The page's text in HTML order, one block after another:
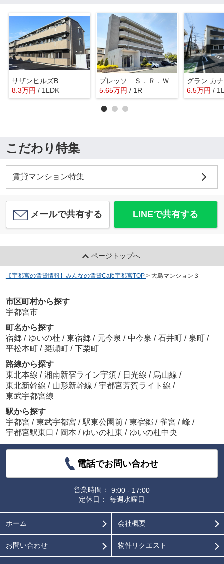
サザンヒルズB
8.3万円 / 1LDK
プレッソ Ｓ．Ｒ．Ｗ
5.65万円 / 1R
グラン カ
6.5万円 /
こだわり特集
賃貸マンション特集
メールで共有する LINEで共有する
ページトップへ
【宇都宮の賃貸情報】みんなの賃貸Café宇都宮TOP > 大島マンション３
市区町村から探す
宇都宮市
町名から探す
宿郷 / ゆいの杜 / 東宿郷 / 元今泉 / 中今泉 / 石井町 / 泉町 /
平松本町 / 簗瀬町 / 下栗町
路線から探す
東北本線 / 湘南新宿ライン宇須 / 日光線 / 烏山線 /
東北新幹線 / 山形新幹線 / 宇都宮芳賀ライト線 /
東武宇都宮線
駅から探す
宇都宮 / 東武宇都宮 / 駅東公園前 / 東宿郷 / 雀宮 / 峰 /
宇都宮駅東口 / 岡本 / ゆいの杜東 / ゆいの杜中央
電話でお問い合わせ
営業時間：
9:00 - 17:00
定休日：
毎週水曜日
ホーム 会社概要
お問い合わせ 物件リクエスト